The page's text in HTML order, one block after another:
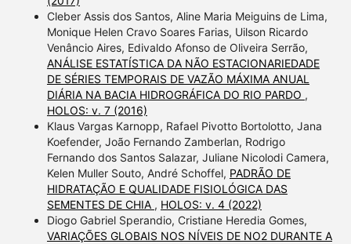
Cleber Assis dos Santos, Aline Maria Meiguins de Lima,
Monique Helen Cravo Soares Farias, Uilson Ricardo
Venâncio Aires, Edivaldo Afonso de Oliveira Serrão,
ANÁLISE ESTATÍSTICA DA NÃO ESTACIONARIEDADE
DE SÉRIES TEMPORAIS DE VAZÃO MÁXIMA ANUAL
DIÁRIA NA BACIA HIDROGRÁFICA DO RIO PARDO ,
HOLOS: v. 7 (2016)
Klaus Vargas Karnopp, Rafael Pivotto Bortolotto, Jana
Koefender, João Fernando Zamberlan, Rodrigo
Fernando dos Santos Salazar, Juliane Nicolodi Camera,
Kelen Muller Souto, André Schoffel, PADRÃO DE
HIDRATAÇÃO E QUALIDADE FISIOLÓGICA DAS
SEMENTES DE CHIA , HOLOS: v. 4 (2022)
Diogo Gabriel Sperandio, Cristiane Heredia Gomes,
VARIAÇÕES GLOBAIS NOS NÍVEIS DE NO2 DURANTE A